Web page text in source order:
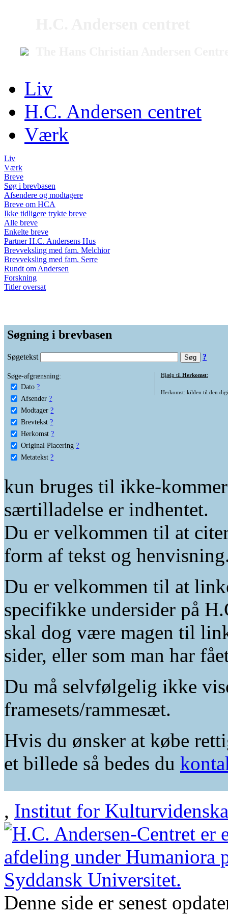
Liv
H.C. Andersen centret
Værk
Liv
Værk
Breve
Søg i brevbasen
Afsendere og modtagere
Breve om HCA
Ikke tidligere trykte breve
Alle breve
Enkelte breve
Partner H.C. Andersens Hus
Brevveksling med fam. Melchior
Brevveksling med fam. Serre
Rundt om Andersen
Forskning
Titler oversat
Søgning i brevbasen
Søgetekst ?
Søge-afgrænsning:
Dato ?
Afsender ?
Modtager ?
Brevtekst ?
Herkomst ?
Original Placering ?
Metatekst ?
Hjælp til Herkomst:
Herkomst: kilden til den
kun bruges til ikke-
særtilladelse er indhentet.
Du er velkommen til at
form af tekst og
Du er velkommen til at
specifikke undersider på
skal dog være magen til
sider, eller som man har
Du må selvfølgelig ikke
framesets/rammesæt.
Hvis du ønsker at købe
et billede så bedes du
, Institut for
Denne side er senest